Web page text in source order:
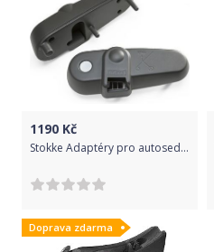
1190 Kč
Stokke Adaptéry pro autosedačku Peg Perego®
Doprava zdarma